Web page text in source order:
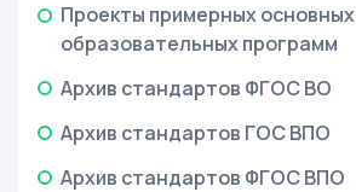
Проекты примерных основных
образовательных программ
Архив стандартов ФГОС ВО
Архив стандартов ГОС ВПО
Архив стандартов ФГОС ВПО